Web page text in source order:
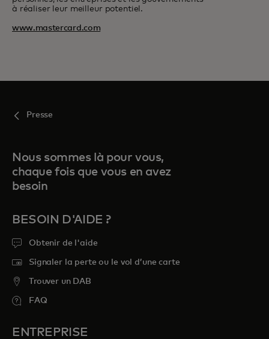
à réaliser leur meilleur potentiel.
www.mastercard.com
Presse
Nous sommes là pour vous,
chaque fois que vous en avez
besoin
BESOIN D'AIDE ?
Obtenir de l'aide
Signaler la perte ou le vol d’une carte
Trouver un DAB
FAQ
ENTREPRISE